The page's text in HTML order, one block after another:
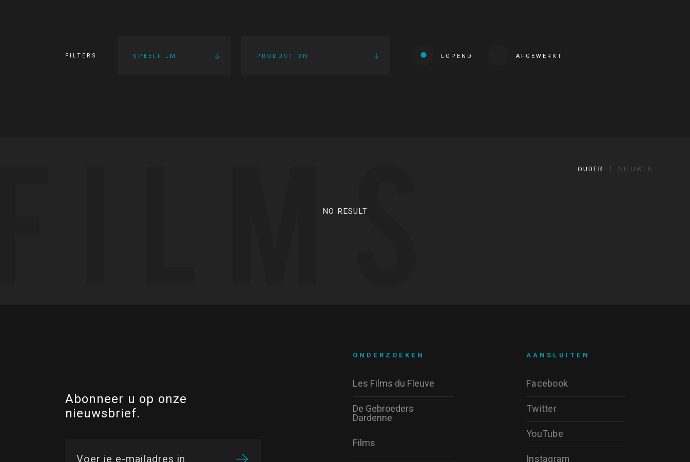
FILTERS SPEELFILM PRODUCTION LOPEND AFGEWERKT
OUDER NIEUWER
NO RESULT
Abonneer u op onze
nieuwsbrief.
AANSLUITEN
Facebook
Twitter
YouTube
Instagram
ONDERZOEKEN
Les Films du Fleuve
De Gebroeders
Dardenne
Films